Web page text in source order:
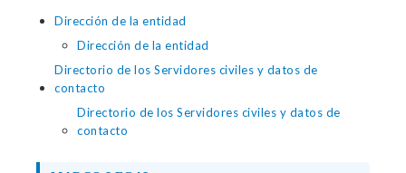
Dirección de la entidad
Dirección de la entidad
Directorio de los Servidores civiles y datos de
contacto
Directorio de los Servidores civiles y datos de
contacto